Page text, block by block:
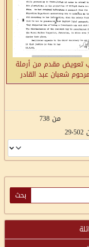
تعويض مقدم من أرملة
شعبان عبد القادر
أحمد- بيت سوريك
من 738